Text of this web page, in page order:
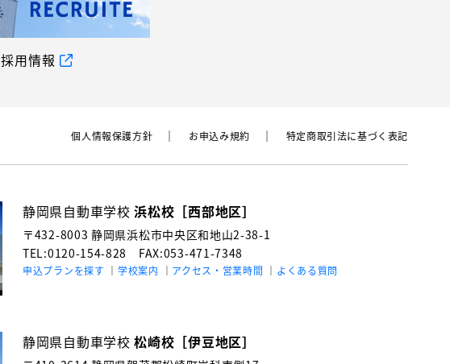
採用情報
個⼈情報保護⽅針 お申込み規約 特定商取引法に基づく表記
静岡県自動車学校浜松校［西部地区］
〒432-8003 静岡県浜松市中央区和地山2-38-1
TEL:0120-154-828 FAX:053-471-7348
申込プランを探す 学校案内 アクセス・営業時間 よくある質問
静岡県自動車学校松崎校［伊豆地区］